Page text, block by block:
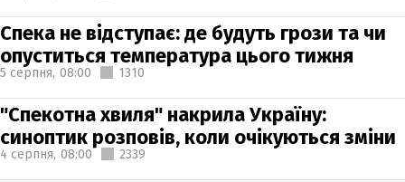
Спека не відступає: де будуть грози та чи
опуститься температура цього тижня
5 серпня, 08:00 1310
"Спекотна хвиля" накрила Україну:
синоптик розповів, коли очікуються зміни
4 серпня, 08:00 2339